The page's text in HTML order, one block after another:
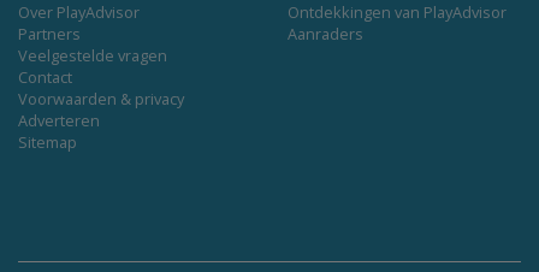
Over PlayAdvisor
Partners
Veelgestelde vragen
Contact
Voorwaarden & privacy
Adverteren
Sitemap
Ontdekkingen van PlayAdvisor
Aanraders